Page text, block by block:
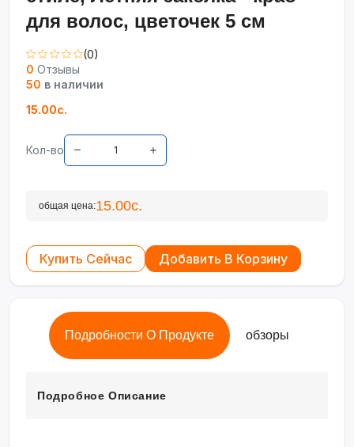
для волос, цветочек 5 см
(0)
0 Отзывы
50 в наличии
15.00с.
Кол-во
общая цена:15.00с.
Купить Сейчас Добавить В Корзину
Подробности О Продукте обзоры
Подробное Описание